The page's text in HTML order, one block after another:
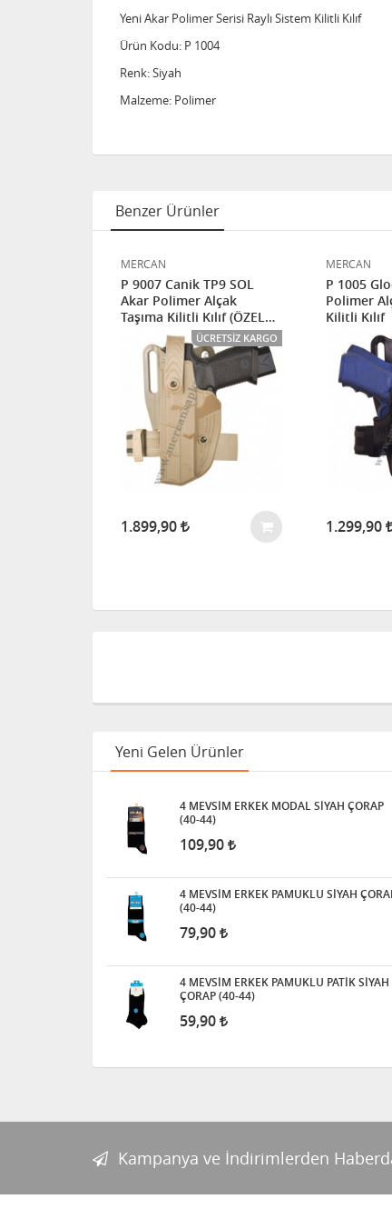
Yeni Akar Polimer Serisi Raylı Sistem Kilitli Kılıf
Ürün Kodu: P 1004
Renk: Siyah
Malzeme: Polimer
Benzer Ürünler
MERCAN
P 9007 Canik TP9 SOL
Akar Polimer Alçak
Taşıma Kilitli Kılıf (ÖZEL
HAREKAT)
ÜCRETSIZ KARGO
1.899,90
MERCAN
P 1005
Polimer
Kilitli Kılıf
1.299,90
Yeni Gelen Ürünler
4 MEVSİM ERKEK MODAL SİYAH ÇORAP
(40-44)
109,90
4 MEVSİM ERKEK PAMUKLU SİYAH
(40-44)
79,90
4 MEVSİM ERKEK PAMUKLU PATİK SİYAH
ÇORAP (40-44)
59,90
Kampanya ve İndirimlerden